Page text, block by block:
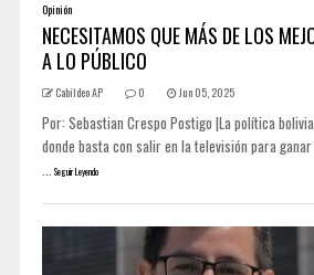
Opinión
NECESITAMOS QUE MÁS DE LOS
A LO PÚBLICO
Cabildeo AP 0 Jun 05, 2025
Por: Sebastian Crespo Postigo |La política
donde basta con salir en la televisión para
... Seguir Leyendo